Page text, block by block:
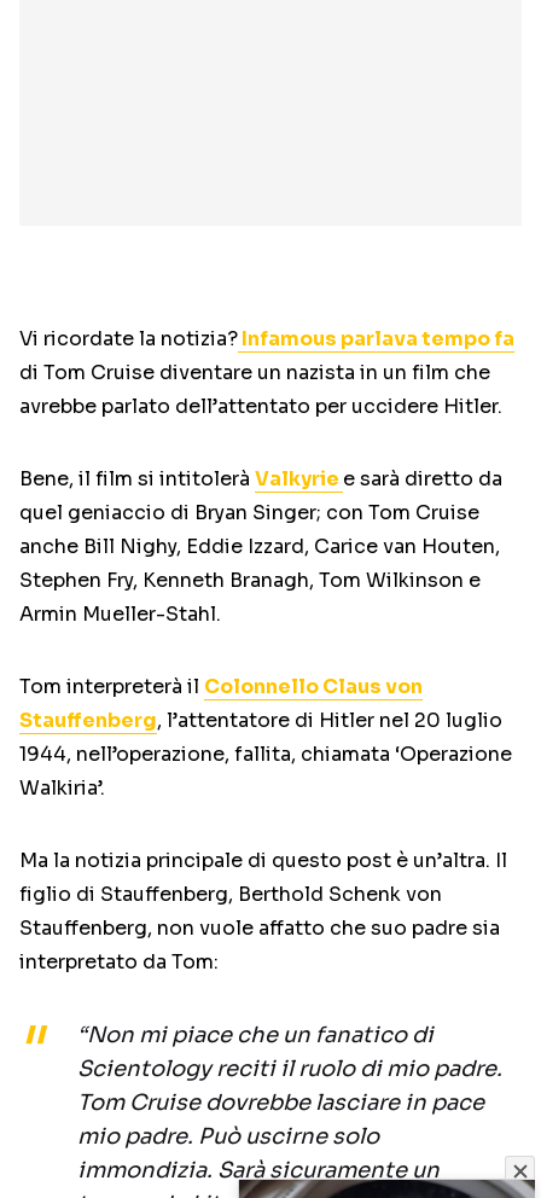
Vi ricordate la notizia?Infamous parlava tempo fa
di Tom Cruise diventare un nazista in un film che
avrebbe parlato dell’attentato per uccidere Hitler.
Bene, il film si intitolerà Valkyrie e sarà diretto da
quel geniaccio di Bryan Singer; con Tom Cruise
anche Bill Nighy, Eddie Izzard, Carice van Houten,
Stephen Fry, Kenneth Branagh, Tom Wilkinson e
Armin Mueller-Stahl.
Tom interpreterà il Colonnello Claus von
Stauffenberg, l’attentatore di Hitler nel 20 luglio
1944, nell’operazione, fallita, chiamata ‘Operazione
Walkiria’.
Ma la notizia principale di questo post è un’altra. Il
figlio di Stauffenberg, Berthold Schenk von
Stauffenberg, non vuole affatto che suo padre sia
interpretato da Tom:
“Non mi piace che un fanatico di
Scientology reciti il ruolo di mio padre.
Tom Cruise dovrebbe lasciare in pace
mio padre. Può uscirne solo
immondizia. Sarà sicuramente un